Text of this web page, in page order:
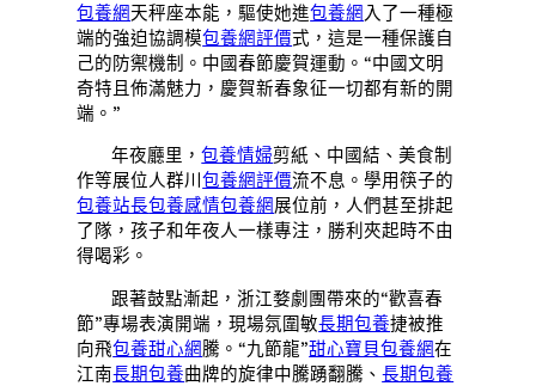
包養網天秤座本能，驅使她進包養網 入了一種極
端的強迫協調模包養網評價式，這是一種保護自
己的防禦機制。中國春節慶賀運動。“中國文明
奇特且佈滿魅力，慶賀新春象征一切都有新的開
端。”
年夜廳里，包養情婦剪紙、中國結、美食制
作等展位人群川包養網評價流不息。學用筷子的
包養站長包養感情包養網展位前，人們甚至排起
了隊，孩子和年夜人一樣專注，勝利夾起時不由
得喝彩。
跟著鼓點漸起，浙江婺劇團帶來的“歡喜春
節”專場表演開端，現場氛圍敏長期包養捷被推
向飛包養甜心網騰。“九節龍”甜心寶貝包養網在
江南長期包養曲牌的旋律中騰踴翻騰、長期包養